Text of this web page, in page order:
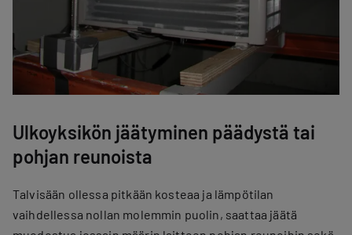
Ulkoyksikön jäätyminen päädystä tai
pohjan reunoista
Talvisään ollessa pitkään kosteaa ja lämpötilan
vaihdellessa nollan molemmin puolin, saattaa jäätä